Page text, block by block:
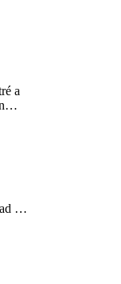
a
y